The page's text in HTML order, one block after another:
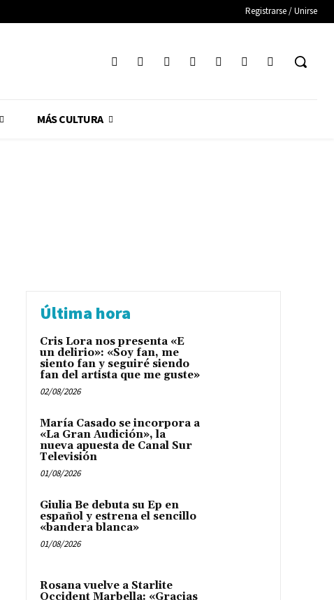
Registrarse / Unirse
MÁS CULTURA
Última hora
Cris Lora nos presenta «E
un delirio»: «Soy fan, me
siento fan y seguiré siendo
fan del artista que me guste»
02/08/2026
María Casado se incorpora a
«La Gran Audición», la
nueva apuesta de Canal Sur
Televisión
01/08/2026
Giulia Be debuta su Ep en
español y estrena el sencillo
«bandera blanca»
01/08/2026
Rosana vuelve a Starlite
Occident Marbella: «Gracias